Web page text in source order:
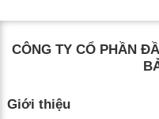
CÔNG TY CỔ PHẦN
Giới thiệu